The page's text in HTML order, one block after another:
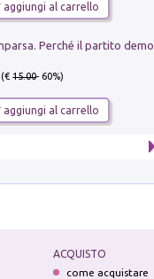
aggiungi al carrello
(€15.00- 60%)
aggiungi al carrello
ACQUISTO
come acquistare